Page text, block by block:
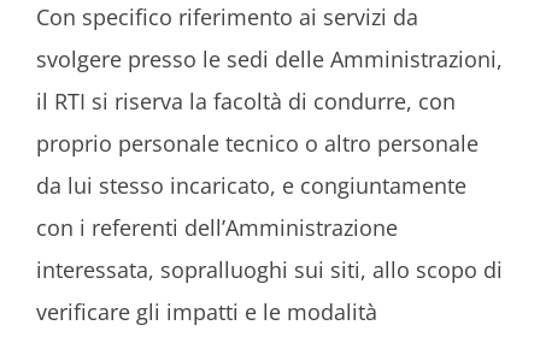
Con specifico riferimento ai servizi da
svolgere presso le sedi delle Amministrazioni,
il RTI si riserva la facoltà di condurre, con
proprio personale tecnico o altro personale
da lui stesso incaricato, e congiuntamente
con i referenti dell’Amministrazione
interessata, sopralluoghi sui siti, allo scopo di
verificare gli impatti e le modalità